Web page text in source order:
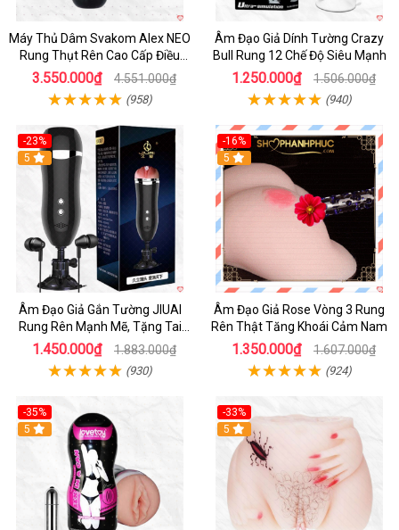
Máy Thủ Dâm Svakom Alex NEO
Rung Thụt Rên Cao Cấp Điều
Khiển App
3.550.000₫ 4.551.000₫
(958)
Âm Đạo Giả Dính Tường Crazy
Bull Rung 12 Chế Độ Siêu Mạnh
1.250.000₫ 1.506.000₫
(940)
-23%
5
Âm Đạo Giả Gắn Tường JIUAI
Rung Rên Mạnh Mẽ, Tặng Tai
Nghe
1.450.000₫ 1.883.000₫
(930)
-16%
5
Âm Đạo Giả Rose Vòng 3 Rung
Rên Thật Tăng Khoái Cảm Nam
1.350.000₫ 1.607.000₫
(924)
-35%
5
-33%
5